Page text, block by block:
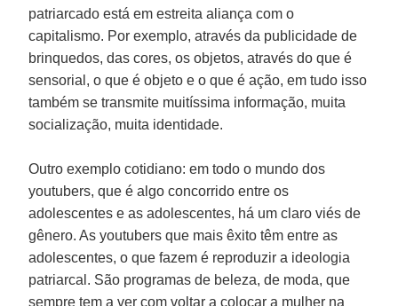
patriarcado está em estreita aliança com o
capitalismo. Por exemplo, através da publicidade de
brinquedos, das cores, os objetos, através do que é
sensorial, o que é objeto e o que é ação, em tudo isso
também se transmite muitíssima informação, muita
socialização, muita identidade.
Outro exemplo cotidiano: em todo o mundo dos
youtubers, que é algo concorrido entre os
adolescentes e as adolescentes, há um claro viés de
gênero. As youtubers que mais êxito têm entre as
adolescentes, o que fazem é reproduzir a ideologia
patriarcal. São programas de beleza, de moda, que
sempre tem a ver com voltar a colocar a mulher na